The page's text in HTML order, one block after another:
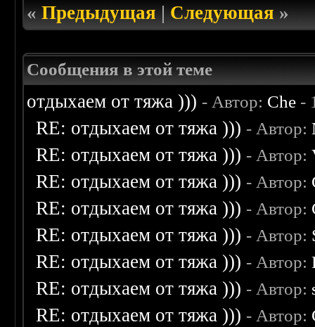
«Предыдущая|Следующая»
Сообщения в этой теме
отдыхаем от тяжа ))) - Автор: Che -
RE: отдыхаем от тяжа ))) - Автор:
RE: отдыхаем от тяжа ))) - Автор:
RE: отдыхаем от тяжа ))) - Автор:
RE: отдыхаем от тяжа ))) - Автор:
RE: отдыхаем от тяжа ))) - Автор:
RE: отдыхаем от тяжа ))) - Автор:
RE: отдыхаем от тяжа ))) - Автор:
RE: отдыхаем от тяжа ))) - Автор: